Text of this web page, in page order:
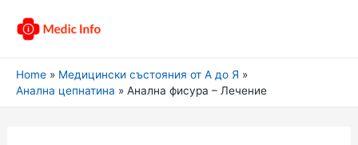
Home
Медицински състояния от А до Я
Анална цепнатина
Анална фисура – Лечение